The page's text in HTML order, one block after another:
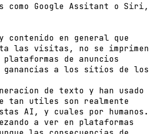
como Google Assitant o Siri,
en general que
las visitas, no se imprimen
de anuncios
ganancias a los sitios de los
de texto y han usado
tan utiles son realmente
AI, y cuales por humanos.
a ver en plataformas